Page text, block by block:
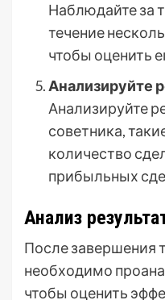
Наблюдайте за
течение
чтобы оценить
Анализируйте
Анализируйте
советника,
количество
прибыльных
Анализ
После завершения
необходимо
чтобы оценить